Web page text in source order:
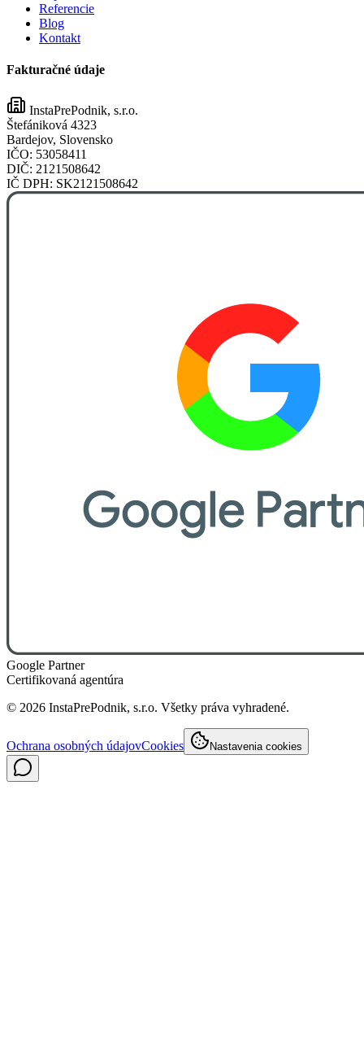
Referencie
Blog
Kontakt
Fakturačné údaje
InstaPrePodnik, s.r.o.
Štefániková 4323
Bardejov, Slovensko
IČO: 53058411
DIČ: 2121508642
IČ DPH: SK2121508642
Google Partner
Certifikovaná agentúra
© 2026 InstaPrePodnik, s.r.o. Všetky práva vyhradené.
Ochrana osobných údajovCookies Nastavenia cookies